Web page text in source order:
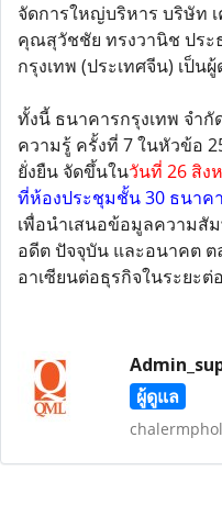
จัดการใหญ่บริหาร บริษัท
คุณสุวัชชัย ทรงวานิช ประ
กรุงเทพ (ประเทศจีน) เป็น
ทั้งนี้ ธนาคารกรุงเทพ จำ
ความรู้ ครั้งที่ 7 ในหัวข้อ
ยั่งยืน จัดขึ้นในวันที่ 26 สิง
ที่ห้องประชุมชั้น 30 ธนาค
เพื่อนำเสนอข้อมูลความสั
อดีต ปัจจุบัน และอนาคต
อาเซียนต่อธุรกิจในระยะต่
ผู้ดูแล